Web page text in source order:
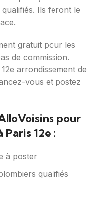
Ils feront le
gratuit pour les
de commission.
arrondissement de
vous et postez
pour
12e :
à poster
qualifiés